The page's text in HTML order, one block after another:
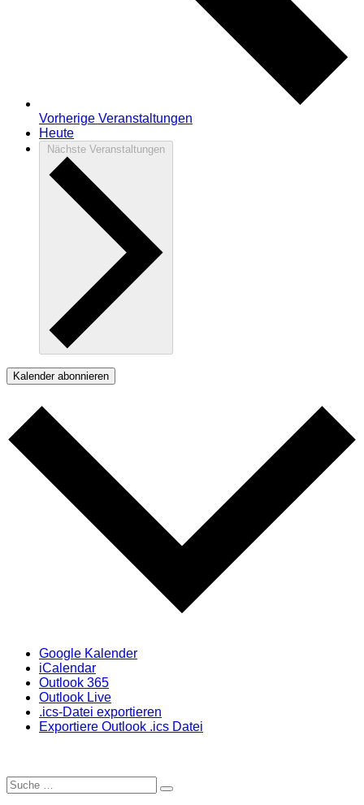
Vorherige Veranstaltungen
Heute
Nächste Veranstaltungen
Kalender abonnieren
Google Kalender
iCalendar
Outlook 365
Outlook Live
.ics-Datei exportieren
Exportiere Outlook .ics Datei
Suche
nach: